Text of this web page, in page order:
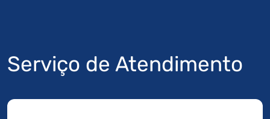
Serviço de Atendimento